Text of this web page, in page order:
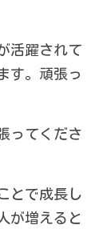
活躍されて
す。頑張っ
ってくださ
とで成長し
が増えると